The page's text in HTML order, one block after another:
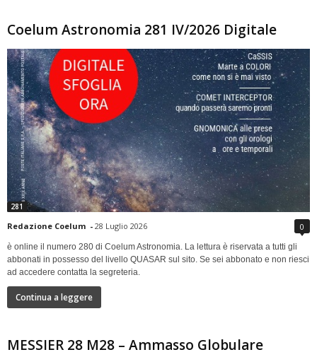
Coelum Astronomia 281 IV/2026 Digitale
281
Redazione Coelum - 28 Luglio 2026 0
è online il numero 280 di Coelum Astronomia. La lettura è riservata a tutti gli
abbonati in possesso del livello QUASAR sul sito. Se sei abbonato e non riesci
ad accedere contatta la segreteria.
Continua a leggere
MESSIER 28 M28 – Ammasso Globulare